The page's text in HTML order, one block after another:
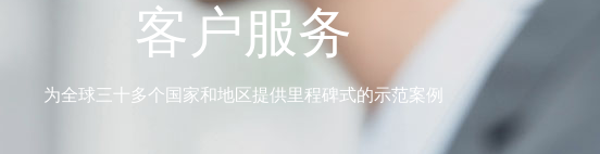
客户服务
为全球三十多个国家和地区提供里程碑式的示范案例